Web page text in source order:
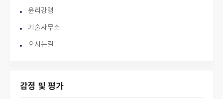
윤리강령
기술사무소
오시는길
감정 및 평가